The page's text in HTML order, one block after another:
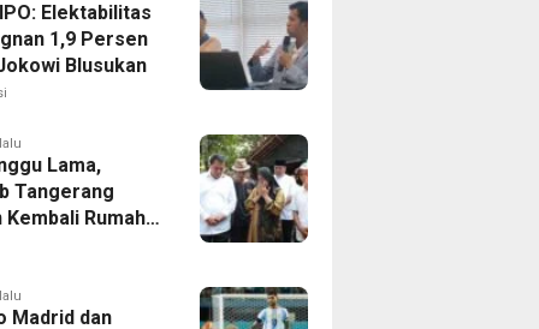
Elektabilitas
1,9 Persen
Blusukan
Lama,
Tangerang
Kembali Rumah
Roboh
Madrid dan